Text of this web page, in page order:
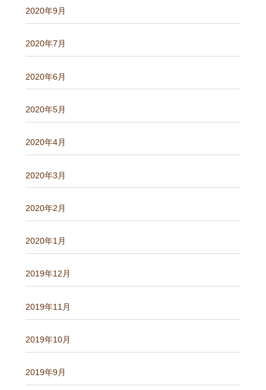
2020年9月
2020年7月
2020年6月
2020年5月
2020年4月
2020年3月
2020年2月
2020年1月
2019年12月
2019年11月
2019年10月
2019年9月